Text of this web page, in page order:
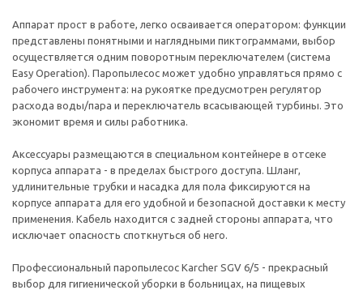
Аппарат прост в работе, легко осваивается оператором: функции
представлены понятными и наглядными пиктограммами, выбор
осуществляется одним поворотным переключателем (система
Easy Operation). Паропылесос может удобно управляться прямо с
рабочего инструмента: на рукоятке предусмотрен регулятор
расхода воды/пара и переключатель всасывающей турбины. Это
экономит время и силы работника.
Аксессуары размещаются в специальном контейнере в отсеке
корпуса аппарата - в пределах быстрого доступа. Шланг,
удлинительные трубки и насадка для пола фиксируются на
корпусе аппарата для его удобной и безопасной доставки к месту
применения. Кабель находится с задней стороны аппарата, что
исключает опасность споткнуться об него.
Профессиональный паропылесос Karcher SGV 6/5 - прекрасный
выбор для гигиенической уборки в больницах, на пищевых